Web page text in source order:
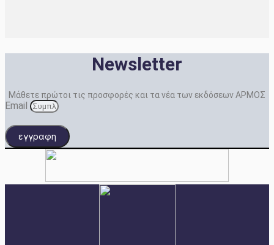
Newsletter
Μάθετε πρώτοι τις προσφορές και τα νέα των εκδόσεων ΑΡΜΟΣ
Email
εγγραφη